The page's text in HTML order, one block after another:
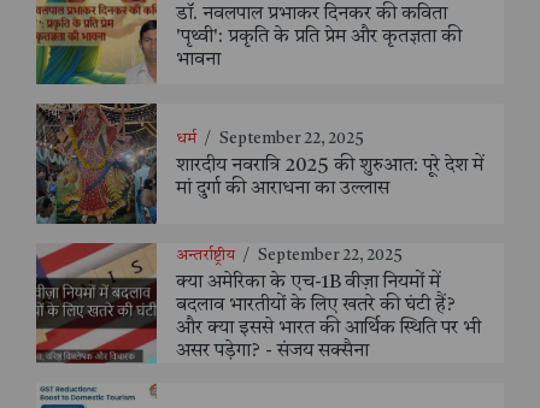
डॉ. नवलपाल प्रभाकर दिनकर की कविता
'पृथ्वी': प्रकृति के प्रति प्रेम और कृतज्ञता की
भावना
धर्म / September 22, 2025
शारदीय नवरात्रि 2025 की शुरुआत: पूरे देश में
मां दुर्गा की आराधना का उल्लास
अन्तर्राष्ट्रीय / September 22, 2025
क्या अमेरिका के एच-1B वीज़ा नियमों में
बदलाव भारतीयों के लिए खतरे की घंटी हैं?
और क्या इससे भारत की आर्थिक स्थिति पर भी
असर पड़ेगा? - संजय सक्सैना